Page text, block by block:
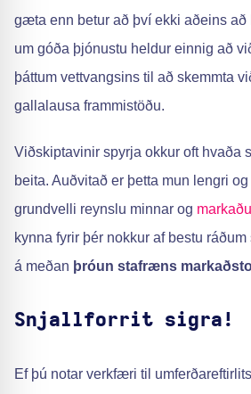
gæta enn betur að því ekki aðeins að
um góða þjónustu heldur einnig að
þáttum vettvangsins til að skemmta
gallalausa frammistöðu.
Viðskiptavinir spyrja okkur oft hvaða
beita. Auðvitað er þetta mun lengri
grundvelli reynslu minnar og
kynna fyrir þér nokkur af bestu
á meðan þróun stafræns
Snjallforrit sigra!
Ef þú notar verkfæri til